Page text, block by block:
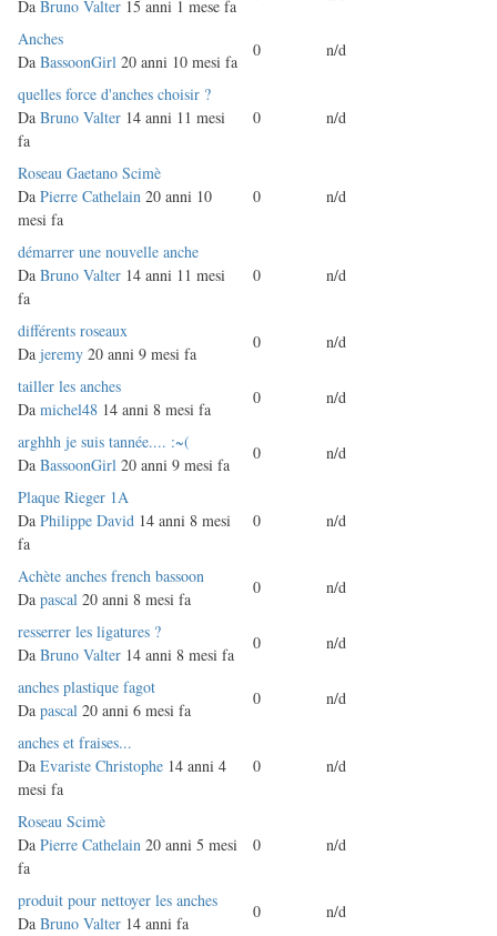
normale
Da Bruno Valter 15 anni 1 mese fa
Discussione
normale
Anches
Da BassoonGirl 20 anni 10 mesi fa
0 n/d
Discussione
normale
quelles force d'anches choisir ?
Da Bruno Valter 14 anni 11 mesi
fa
0 n/d
Discussione
normale
Roseau Gaetano Scimè
Da Pierre Cathelain 20 anni 10
mesi fa
0 n/d
Discussione
normale
démarrer une nouvelle anche
Da Bruno Valter 14 anni 11 mesi
fa
0 n/d
Discussione
normale
différents roseaux
Da jeremy 20 anni 9 mesi fa
0 n/d
Discussione
normale
tailler les anches
Da michel48 14 anni 8 mesi fa
0 n/d
Discussione
normale
arghhh je suis tannée.... :~(
Da BassoonGirl 20 anni 9 mesi fa
0 n/d
Discussione
normale
Plaque Rieger 1A
Da Philippe David 14 anni 8 mesi
fa
0 n/d
Discussione
normale
Achète anches french bassoon
Da pascal 20 anni 8 mesi fa
0 n/d
Discussione
normale
resserrer les ligatures ?
Da Bruno Valter 14 anni 8 mesi fa
0 n/d
Discussione
normale
anches plastique fagot
Da pascal 20 anni 6 mesi fa
0 n/d
Discussione
normale
anches et fraises...
Da Evariste Christophe 14 anni 4
mesi fa
0 n/d
Discussione
normale
Roseau Scimè
Da Pierre Cathelain 20 anni 5 mesi
fa
0 n/d
Discussione
normale
produit pour nettoyer les anches
Da Bruno Valter 14 anni fa
0 n/d